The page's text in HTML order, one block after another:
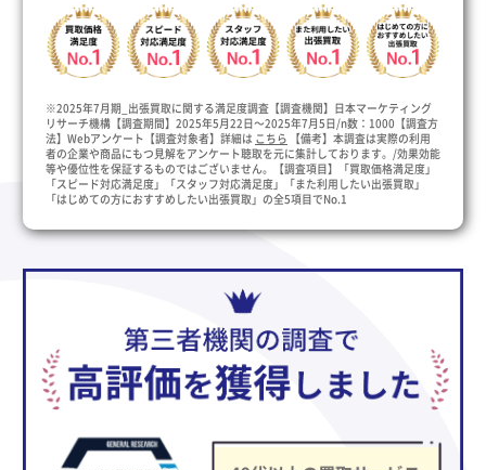
※2025年7月期_出張買取に関する満足度調査【調査機関】日本マーケティング
リサーチ機構【調査期間】2025年5月22日～2025年7月5日/n数：1000【調査方
法】Webアンケート【調査対象者】詳細は こちら
【備考】本調査は実際の利用
者の企業や商品にもつ見解をアンケート聴取を元に集計しております。/効果効能
等や優位性を保証するものではございません。【調査項目】「買取価格満足度」
「スピード対応満足度」「スタッフ対応満足度」「また利用したい出張買取」
「はじめての方におすすめしたい出張買取」の全5項目でNo.1